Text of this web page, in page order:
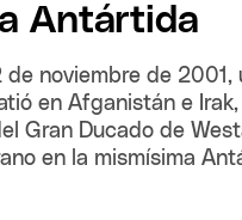
Antártida
de noviembre de 2001,
en Afganistán e
Gran Ducado de
en la mismísima